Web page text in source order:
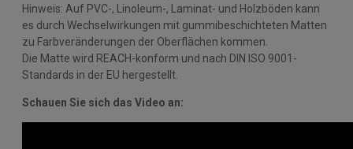
Hinweis: Auf PVC-, Linoleum-, Laminat- und Holzböden kann
es durch Wechselwirkungen mit gummibeschichteten Matten
zu Farbveränderungen der Oberflächen kommen.
Die Matte wird REACH-konform und nach DIN ISO 9001-
Standards in der EU hergestellt.
Schauen Sie sich das Video an: